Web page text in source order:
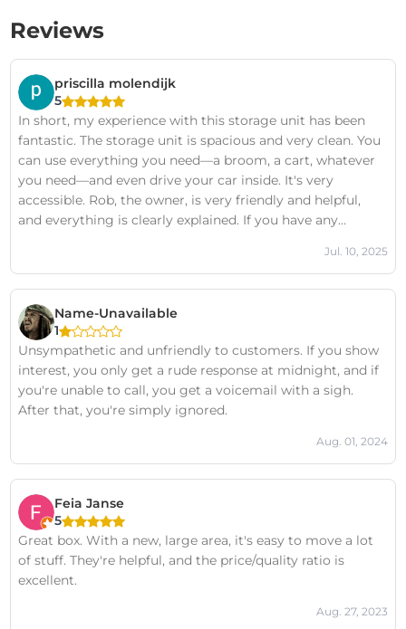
Reviews
priscilla molendijk
5
In short, my experience with this storage unit has been
fantastic. The storage unit is spacious and very clean. You
can use everything you need—a broom, a cart, whatever
you need—and even drive your car inside. It's very
accessible. Rob, the owner, is very friendly and helpful,
and everything is clearly explained. If you have any
recommend everyone to rent a storage unit from Rob in
Bladel. So, a big 10 out of 10. Regards, Priscilla Molendijk
Jul. 10, 2025
Name-Unavailable
1
Unsympathetic and unfriendly to customers. If you show
interest, you only get a rude response at midnight, and if
you're unable to call, you get a voicemail with a sigh.
After that, you're simply ignored.
Aug. 01, 2024
Feia Janse
5
Great box. With a new, large area, it's easy to move a lot
of stuff. They're helpful, and the price/quality ratio is
excellent.
Aug. 27, 2023